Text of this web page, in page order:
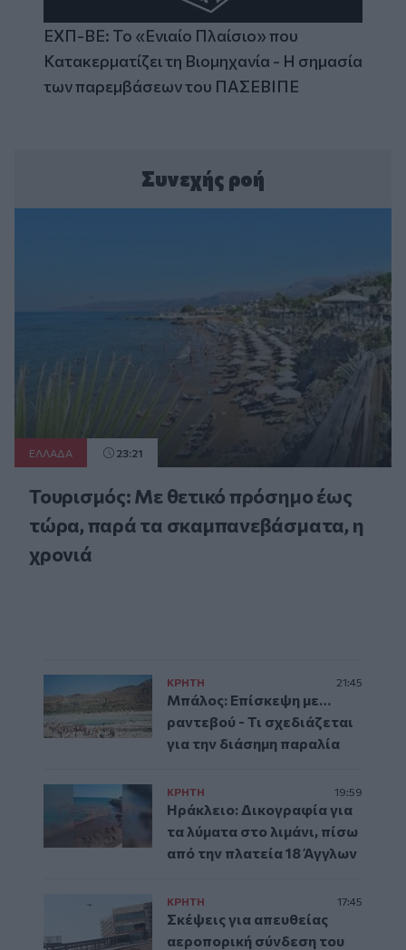
ΕΧΠ-ΒΕ: Το «Ενιαίο Πλαίσιο» που
Κατακερματίζει τη Βιομηχανία - Η σημασία
των παρεμβάσεων του ΠΑΣΕΒΙΠΕ
Συνεχής ροή
ΕΛΛAΔΑ 23:21
Τουρισμός: Με θετικό πρόσημο έως
τώρα, παρά τα σκαμπανεβάσματα, η
χρονιά
ΚΡΗΤΗ 21:45
Μπάλος: Επίσκεψη με…
ραντεβού - Τι σχεδιάζεται
για την διάσημη παραλία
ΚΡΗΤΗ 19:59
Ηράκλειο: Δικογραφία για
τα λύματα στο λιμάνι, πίσω
από την πλατεία 18 Άγγλων
ΚΡΗΤΗ 17:45
Σκέψεις για απευθείας
αεροπορική σύνδεση του